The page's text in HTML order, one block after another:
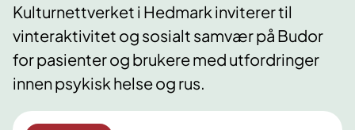
Kulturnettverket i Hedmark inviterer til
vinteraktivitet og sosialt samvær på Budor
for pasienter og brukere med utfordringer
innen psykisk helse og rus.